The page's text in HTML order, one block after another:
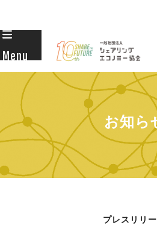
Skip
to
content
Menu
お知ら
プレスリリ